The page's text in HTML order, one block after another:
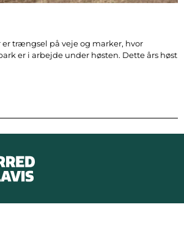
er trængsel på veje og marker, hvor
er i arbejde under høsten. Dette års høst